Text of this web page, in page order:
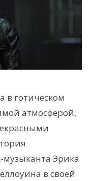
в готическом
атмосферой,
музыканта Эрика
в своей